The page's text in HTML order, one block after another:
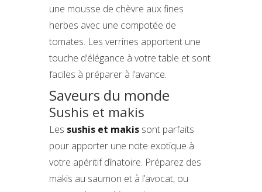
une mousse de chèvre aux fines
herbes avec une compotée de
tomates. Les verrines apportent une
touche d’élégance à votre table et sont
faciles à préparer à l’avance.
Saveurs du monde
Sushis et makis
Les sushis et makis sont parfaits
pour apporter une note exotique à
votre apéritif dînatoire. Préparez des
makis au saumon et à l’avocat, ou